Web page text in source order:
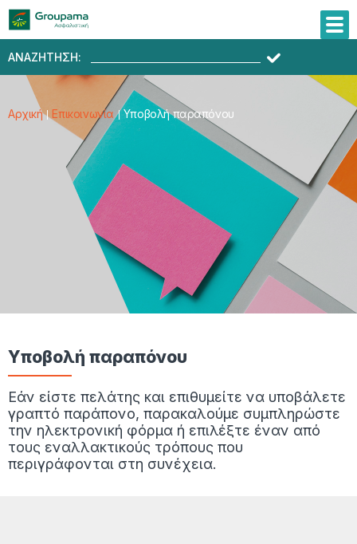
ΑΝΑΖΗΤΗΣΗ:
Αρχική Επικοινωνία Υποβολή παραπόνου
Υποβολή παραπόνου
Εάν είστε πελάτης και επιθυμείτε να υποβάλετε
γραπτό παράπονο, παρακαλούμε συμπληρώστε
την ηλεκτρονική φόρμα ή επιλέξτε έναν από
τους εναλλακτικούς τρόπους που
περιγράφονται στη συνέχεια.